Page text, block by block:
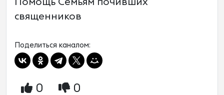
Помощь Семьям почивших
священников
Поделиться каналом:
0 0